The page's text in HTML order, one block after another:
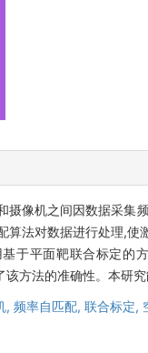
摄像机之间因数据采集
算法对数据进行处理,使
于平面靶联合标定的
方法的准确性。本研
, 频率自匹配, 联合标定,